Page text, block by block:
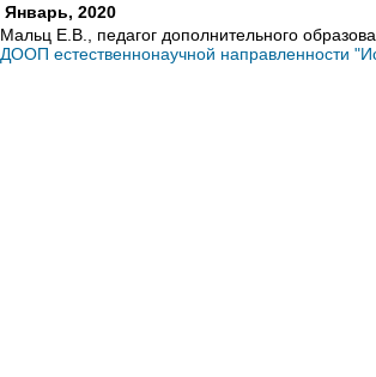
Январь, 2020
Мальц Е.В., педагог дополнительного
ДООП естественнонаучной направленности